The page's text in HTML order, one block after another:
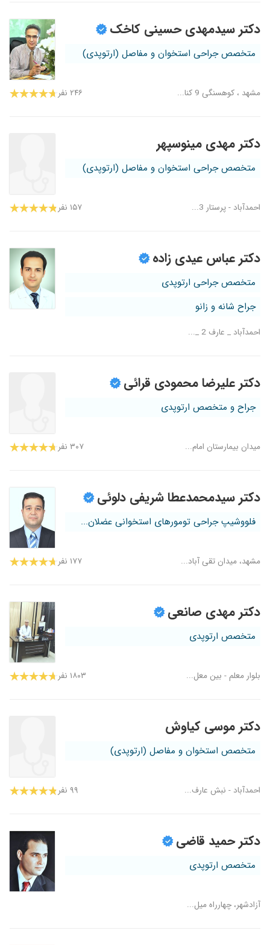
دکتر سیدمهدی حسینی کاخک
متخصص جراحی استخوان و مفاصل (ارتوپدی)
مشهد ، کوهسنگی 9 کنا... ۲۴۶ نفر
دکتر مهدی مینوسپهر
متخصص جراحی استخوان و مفاصل (ارتوپدی)
احمدآباد - پرستار 3... ۱۵۷ نفر
دکتر عباس عیدی زاده
متخصص جراحی ارتوپدی
جراح شانه و زانو
احمدآباد _ عارف 2 _...
دکتر علیرضا محمودی قرائی
جراح و متخصص ارتوپدی
میدان بیمارستان امام... ۳۰۷ نفر
دکتر سیدمحمدعطا شریفی دلوئی
فلووشیپ جراحی تومورهای استخوانی عضلان...
مشهد، میدان تقی آباد... ۱۷۷ نفر
دکتر مهدی صانعی
متخصص ارتوپدی
بلوار معلم - بین معل... ۱۸۰۳ نفر
دکتر موسی کیاوش
متخصص استخوان و مفاصل (ارتوپدی)
احمدآباد - نبش عارف... ۹۹ نفر
دکتر حمید قاضی
متخصص ارتوپدی
آزادشهر، چهارراه میل...